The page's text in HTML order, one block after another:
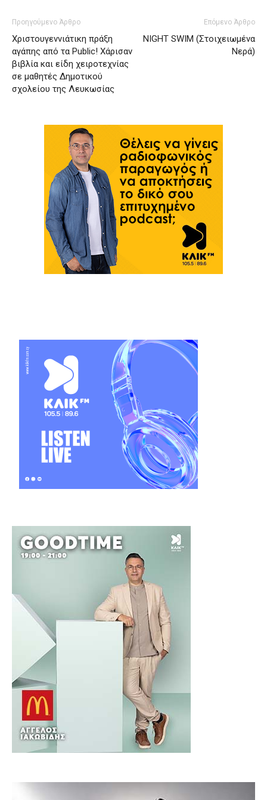
Προηγούμενο Άρθρο
Χριστουγεννιάτικη πράξη
αγάπης από τα Public! Χάρισαν
βιβλία και είδη χειροτεχνίας
σε μαθητές Δημοτικού
σχολείου της Λευκωσίας
Επόμενο Άρθρο
NIGHT SWIM (Στοιχειωμένα
Νερά)